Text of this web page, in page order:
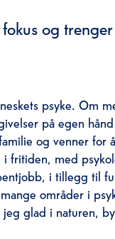
og
psyke. Om
på egen
og venner for
fritiden, med
i tillegg til
områder i
glad i naturen,